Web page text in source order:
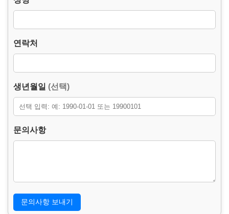
수 있습니다.
– 선택항목 : 생년월일.
– 자동 수집 항목 : 접속 IP 주소, 프록시/전달 IP 정보, 브라우저
속 도메인.
– 수집방법 : 웹사이트에 고객이 직접 입력 및 문의 접수 시 자동
3. 개인정보의 처리 및 보유기간.
본 홈페이지는 개인정보 수집 및 이용목적이 달성된 후에는 해당
정보를 지체 없이 파기합니다.
지, 접수 일시, 접속 도메인.
– 보존 근거 : 소비자의 불만 또는 분쟁처리에 관한 기록 및 허위
연락처
생년월일 (선택)
문의사항